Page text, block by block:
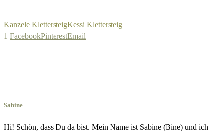
Kanzele KlettersteigKessi Klettersteig
1 FacebookPinterestEmail
Sabine
Hi! Schön, dass Du da bist. Mein Name ist Sabine (Bine) und ich